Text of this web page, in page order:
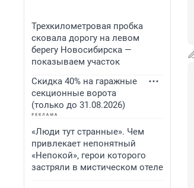
Трехкилометровая пробка
сковала дорогу на левом
берегу Новосибирска —
показываем участок
Скидка 40% на гаражные
секционные ворота
(только до 31.08.2026)
«Люди тут странные». Чем
привлекает непонятный
«Непокой», герои которого
застряли в мистическом отеле